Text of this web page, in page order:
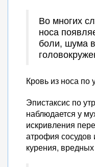
Во многих
носа
боли, шума
Кровь из носа по
Эпистаксис по
наблюдается у
искривления
атрофия сосудов
курения,